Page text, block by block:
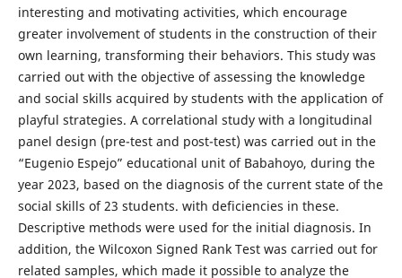
interesting and motivating activities, which encourage
greater involvement of students in the construction of their
own learning, transforming their behaviors. This study was
carried out with the objective of assessing the knowledge
and social skills acquired by students with the application of
playful strategies. A correlational study with a longitudinal
panel design (pre-test and post-test) was carried out in the
“Eugenio Espejo” educational unit of Babahoyo, during the
year 2023, based on the diagnosis of the current state of the
social skills of 23 students. with deficiencies in these.
Descriptive methods were used for the initial diagnosis. In
addition, the Wilcoxon Signed Rank Test was carried out for
related samples, which made it possible to analyze the